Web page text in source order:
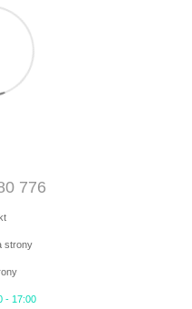
776
strony
- 17:00